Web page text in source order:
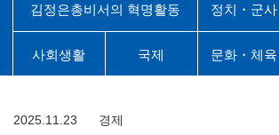
김정은총비서의 혁명활동 정치・군사
사회생활 국제 문화・체육
2025.11.23 경제